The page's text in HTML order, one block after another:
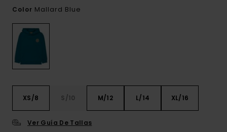
Color Mallard Blue
XS/8 S/10 M/12 L/14 XL/16
Ver Guía De Tallas